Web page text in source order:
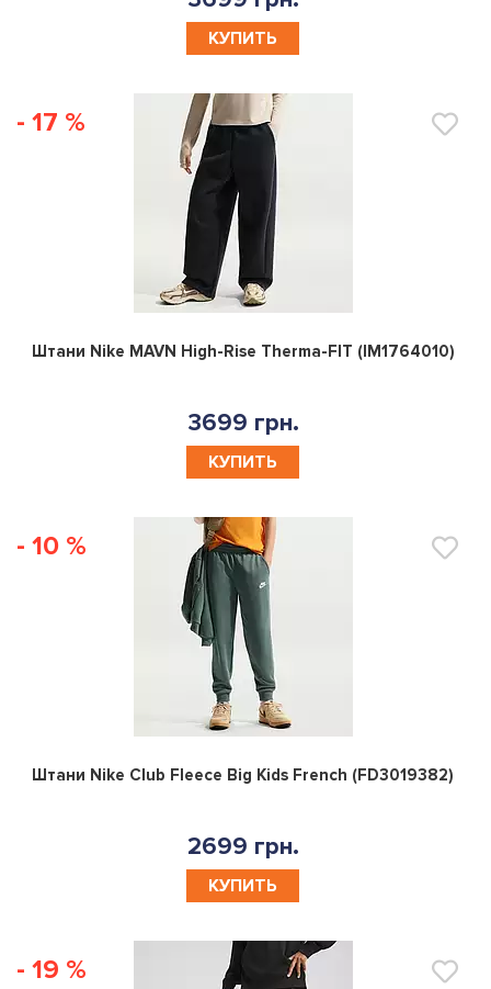
3699 грн.
КУПИТЬ
- 17 %
0
Штани Nike MAVN High-Rise Therma-FIT (IM1764010)
3699 грн.
КУПИТЬ
- 10 %
0
Штани Nike Club Fleece Big Kids French (FD3019382)
2699 грн.
КУПИТЬ
- 19 %